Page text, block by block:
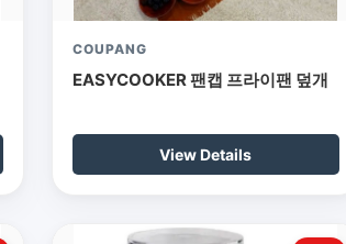
COUPANG
EASYCOOKER 팬캡 프라이팬 덮개
View Details